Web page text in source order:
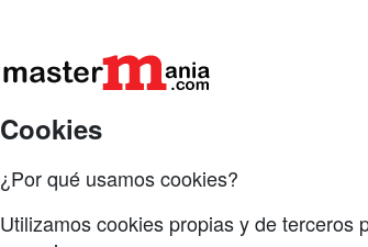
Cookies
¿Por qué usamos cookies?
Utilizamos cookies propias y de